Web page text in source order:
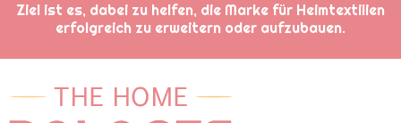
Ziel ist es, dabei zu helfen, die Marke für Heimtextilien
erfolgreich zu erweitern oder aufzubauen.